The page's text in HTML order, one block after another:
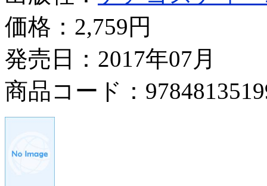
価格： 2,759円
発売日：2017年07月
商品コード：